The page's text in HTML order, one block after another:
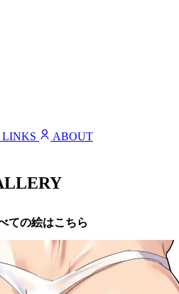
LINKS ABOUT
ての絵はこちら